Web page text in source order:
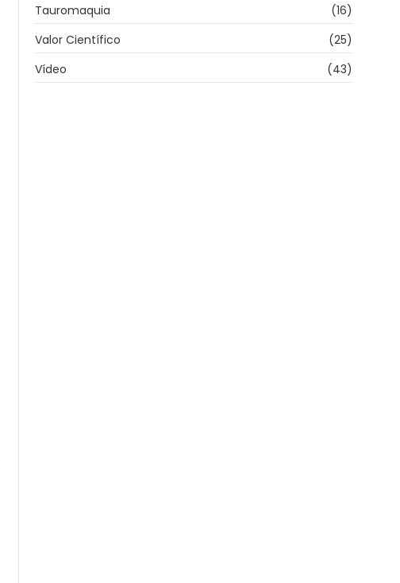
Tauromaquia
(16)
Valor Científico
(25)
Vídeo
(43)